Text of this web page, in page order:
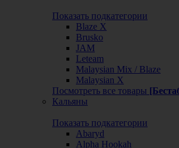
Показать подкатегории
Blaze X
Brusko
JAM
Leteam
Malaysian Mix / Blaze
Malaysian X
Посмотреть все товары
Кальяны
Показать подкатегории
Abaryd
Alpha Hookah